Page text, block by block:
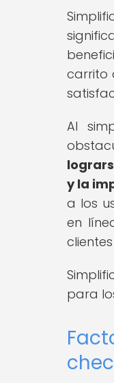
carrito
Al
y la
a los
en
para